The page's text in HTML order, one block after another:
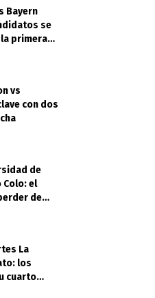
Bayern
se
primera
vs
con dos
de
Colo: el
de
La
los
cuarto